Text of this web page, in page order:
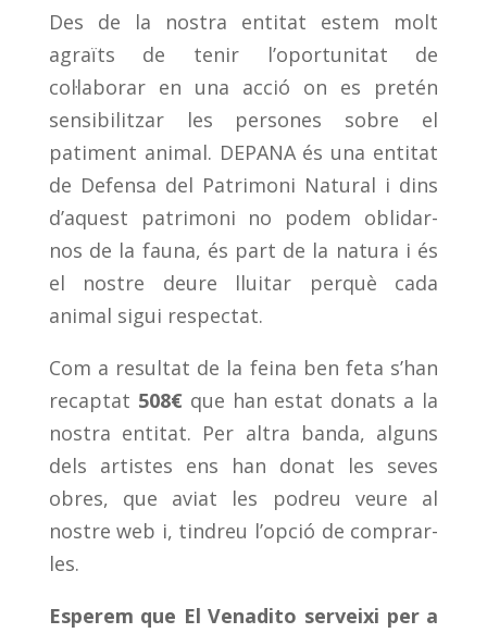
Des de la nostra entitat estem molt
agraïts de tenir l’oportunitat de
col·laborar en una acció on es pretén
sensibilitzar les persones sobre el
patiment animal. DEPANA és una entitat
de Defensa del Patrimoni Natural i dins
d’aquest patrimoni no podem oblidar-
nos de la fauna, és part de la natura i és
el nostre deure lluitar perquè cada
animal sigui respectat.
Com a resultat de la feina ben feta s’han
recaptat 508€que han estat donats a la
nostra entitat. Per altra banda, alguns
dels artistes ens han donat les seves
obres, que aviat les podreu veure al
nostre web i, tindreu l’opció de comprar-
les.
Esperem que El Venadito serveixi per a